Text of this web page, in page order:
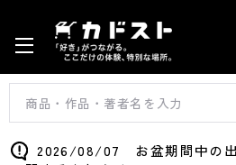
2026/08/07 お盆期間中の出